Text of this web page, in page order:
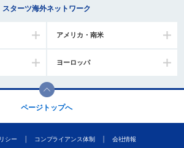
スターツ海外ネットワーク
アメリカ・南米
ヨーロッパ
ページトップへ
シー コンプライアンス体制 会社情報